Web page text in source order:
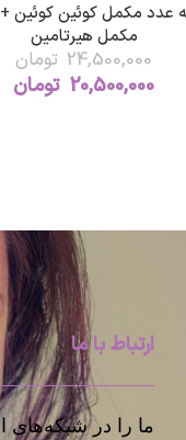
عدد مکمل کوئین کوئین
مکمل هیرتامین
24,500,000 تومان
20,500,000 تومان
ارتباط با ما
ما را در شبکه‌های